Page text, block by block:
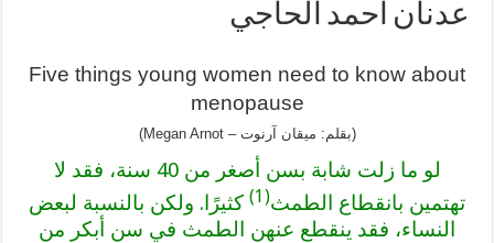
عدنان احمد الحاجي
Five things young women need to know about
menopause
(بقلم: ميقان آرنوت – Megan Arnot)
لو ما زلت شابة بسن أصغر من 40 سنة، فقد لا
تهتمين بانقطاع الطمث(1)
كثيرًا. ولكن بالنسبة لبعض
النساء، فقد ينقطع عنهن الطمث في سن أبكر من